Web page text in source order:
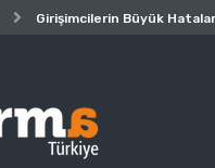
Girişimcilerin Büyük